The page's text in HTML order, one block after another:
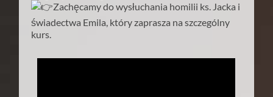
Zachęcamy do wysłuchania homilii ks. Jacka i
świadectwa Emila, który zaprasza na szczególny
kurs.